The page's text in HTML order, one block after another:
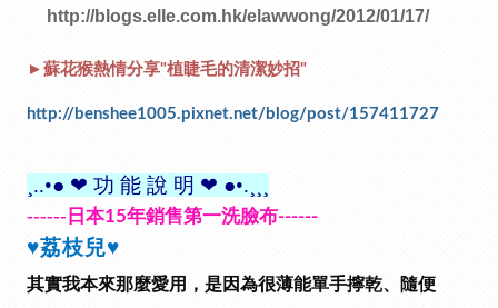
http://blogs.elle.com.hk/elawwong/2012/01/17/
► 蘇花猴熱情分享"植睫毛的清潔妙招"
http://benshee1005.pixnet.net/blog/post/157411727
¸..•● ❤ 功 能 說 明 ❤ ●•.¸¸¸
------ 日本15年銷售第一洗臉布------
♥荔枝兒♥
其實我本來那麼愛用，是因為很薄能單手擰乾、隨便